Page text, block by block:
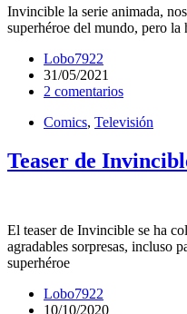
Invincible la serie animada,
superhéroe del mundo, pero
Lobo7922
31/05/2021
2 comentarios
Comics, Televisión
Teaser de
El teaser de Invincible se ha
agradables sorpresas, incluso
superhéroe
Lobo7922
10/10/2020